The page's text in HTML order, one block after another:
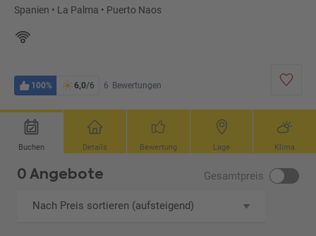
Spanien • La Palma • Puerto Naos
100% 6,0/6 6 Bewertungen
Buchen Details Bewertung Lage Klima
0 Angebote Gesamtpreis
Nach Preis sortieren (aufsteigend)